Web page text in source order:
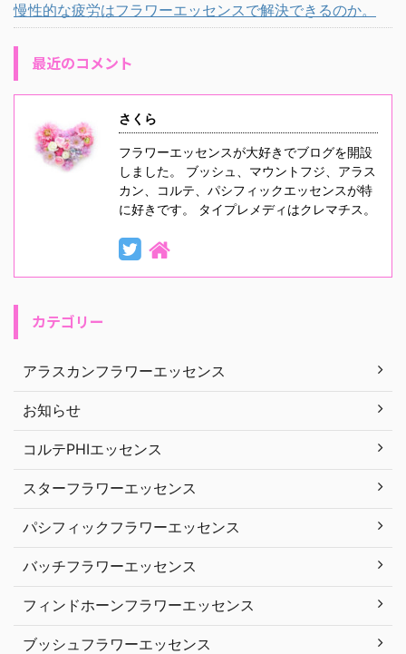
慢性的な疲労はフラワーエッセンスで解決できるのか。
最近のコメント
さくら
フラワーエッセンスが大好きでブログを開設
しました。 ブッシュ、マウントフジ、アラス
カン、コルテ、パシフィックエッセンスが特
に好きです。 タイプレメディはクレマチス。
カテゴリー
アラスカンフラワーエッセンス
お知らせ
コルテPHIエッセンス
スターフラワーエッセンス
パシフィックフラワーエッセンス
バッチフラワーエッセンス
フィンドホーンフラワーエッセンス
ブッシュフラワーエッセンス